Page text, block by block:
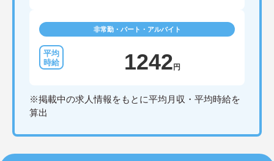
非常勤・パート・アルバイト
1242 円
※掲載中の求人情報をもとに平均月収・平均時給を
算出